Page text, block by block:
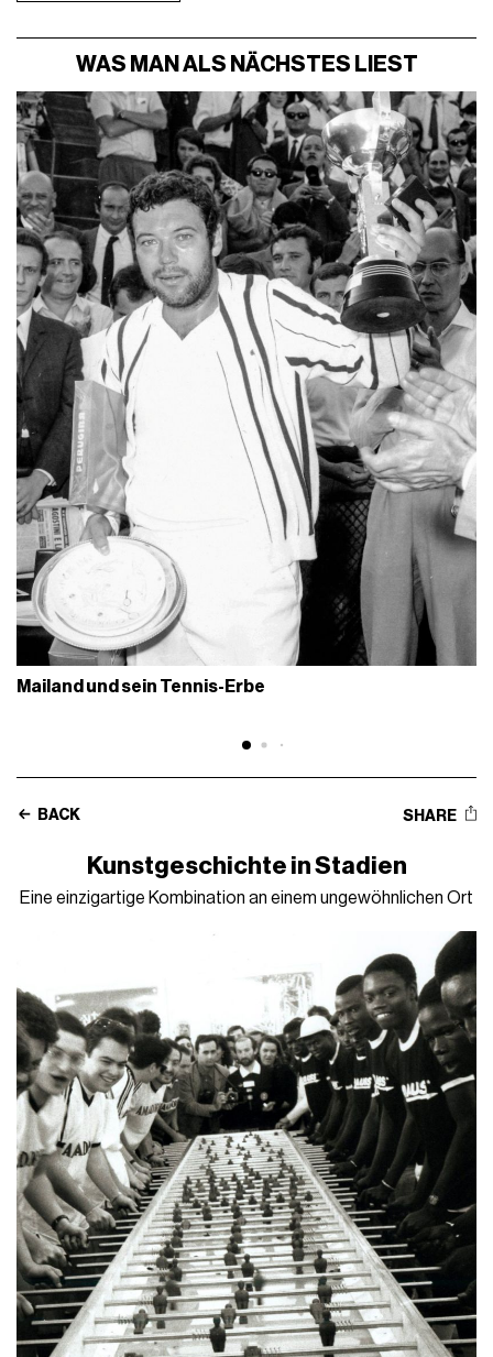
WAS MAN ALS NÄCHSTES LIEST
Mailand und sein Tennis-Erbe
BACK SHARE
Kunstgeschichte in Stadien
Eine einzigartige Kombination an einem ungewöhnlichen Ort